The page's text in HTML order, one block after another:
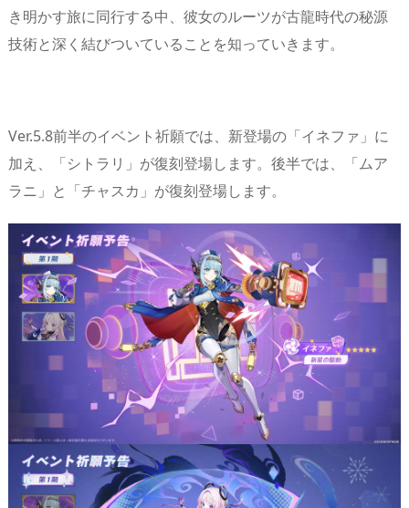
き明かす旅に同行する中、彼女のルーツが古龍時代の秘源
技術と深く結びついていることを知っていきます。
Ver.5.8前半のイベント祈願では、新登場の「イネファ」に
加え、「シトラリ」が復刻登場します。後半では、「ムア
ラニ」と「チャスカ」が復刻登場します。